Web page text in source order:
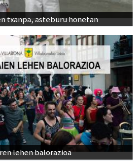
txanpa, asteburu honetan
lehen balorazioa